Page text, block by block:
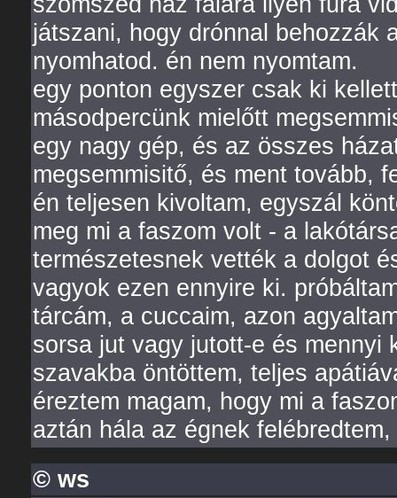
játszani, hogy drónnal behozzák
nyomhatod. én nem nyomtam.
egy ponton egyszer csak ki
másodpercünk mielőtt
egy nagy gép, és az összes
megsemmisitő, és ment tovább,
én teljesen kivoltam, egyszál
meg mi a faszom volt - a
természetesnek vették a dolgot
vagyok ezen ennyire ki.
tárcám, a cuccaim, azon
sorsa jut vagy jutott-e és mennyi
szavakba öntöttem, teljes
éreztem magam, hogy mi a
aztán hála az égnek
© ws